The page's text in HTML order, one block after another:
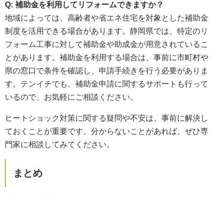
Q: 補助金を利用してリフォームできますか？
地域によっては、高齢者や省エネ住宅を対象とした補助金
制度を活用できる場合があります。静岡県では、特定のリ
フォーム工事に対して補助金や助成金が用意されているこ
とがあります。補助金を利用する場合は、事前に市町村や
県の窓口で条件を確認し、申請手続きを行う必要がありま
す。テンイチでも、補助金申請に関するサポートも行って
いるので、お気軽にご相談ください。
ヒートショック対策に関する疑問や不安は、事前に解決し
ておくことが重要です。分からないことがあれば、ぜひ専
門家に相談してみてください。
まとめ